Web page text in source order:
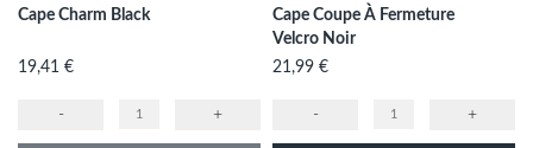
Cape Charm Black
Prix
19,41 €
- +
Cape Coupe À Fermeture
Velcro Noir
Prix
21,99 €
- +